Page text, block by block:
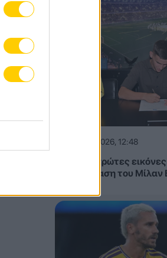
06.08.2026, 12:48
ΑΕΚ: Οι πρώτες
παρουσίαση του